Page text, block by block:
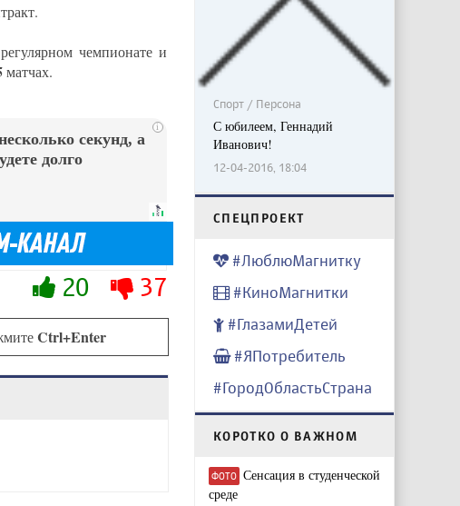
чемпионате и
матчах.
i
секунд, а
долго
20 37
Ctrl+Enter
Спорт / Персона
С юбилеем, Геннадий
Иванович!
12-04-2016, 18:04
CПЕЦПРОЕКТ
#ЛюблюМагнитку
#КиноМагнитки
#ГлазамиДетей
#ЯПотребитель
#ГородОбластьСтрана
КОРОТКО О ВАЖНОМ
ФОТО Сенсация в студенческой
среде